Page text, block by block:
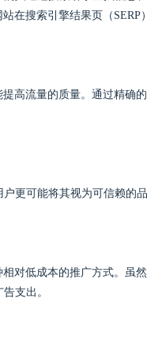
在搜索引擎结果页（
高流量的质量。通过精确
更可能将其视为可信赖的
对低成本的推广方式。虽
支出。